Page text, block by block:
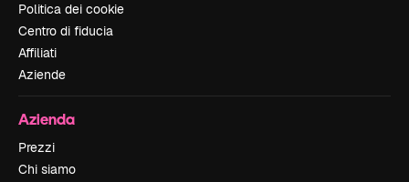
Politica dei cookie
Centro di fiducia
Affiliati
Aziende
Azienda
Prezzi
Chi siamo